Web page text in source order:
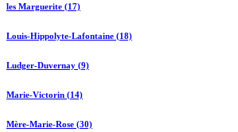
les Marguerite (17)
Louis-Hippolyte-Lafontaine (18)
Ludger-Duvernay (9)
Marie-Victorin (14)
Mère-Marie-Rose (30)